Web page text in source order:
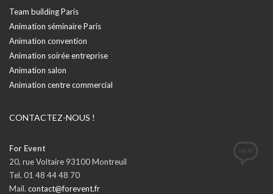
Team building Paris
Animation séminaire Paris
Animation convention
Animation soirée entreprise
Animation salon
Animation centre commercial
CONTACTEZ-NOUS !
For Event
20, rue Voltaire 93100 Montreuil
Tel. 01 48 44 48 70
Mail. contact@forevent.fr